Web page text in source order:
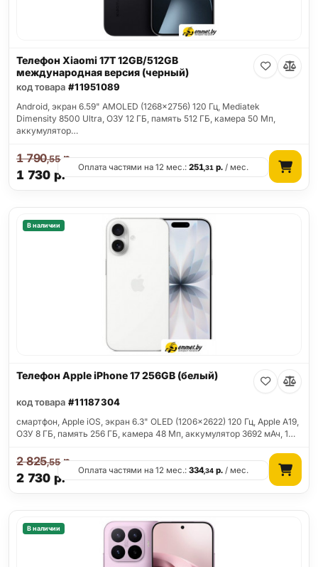
Телефон Xiaomi 17T 12GB/512GB
международная версия (черный)
код товара #11951089
Android, экран 6.59" AMOLED (1268x2756) 120 Гц, Mediatek
Dimensity 8500 Ultra, ОЗУ 12 ГБ, память 512 ГБ, камера 50 Мп,
аккумулятор…
1 730 р.
1 790,55р.
Оплата частями на 12 мес.:251,31 р. / мес.
В наличии
Телефон Apple iPhone 17 256GB (белый)
код товара #11187304
смартфон, Apple iOS, экран 6.3" OLED (1206x2622) 120 Гц, Apple A19,
ОЗУ 8 ГБ, память 256 ГБ, камера 48 Мп, аккумулятор 3692 мАч, 1…
2 730 р.
2 825,55р.
Оплата частями на 12 мес.:334,34 р. / мес.
В наличии